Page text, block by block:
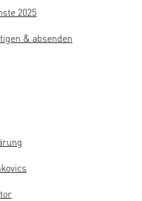
2025
& absenden